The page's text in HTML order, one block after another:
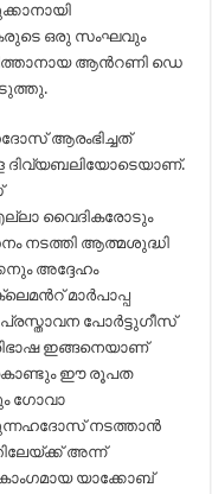
ഒരു സംഘവും
ആൻറണി ഡെ
ആരംഭിച്ചത്
ദിവ്യബലിയോടെയാണ്.
വൈദികരോടും
നടത്തി ആത്മശുദ്ധി
അദ്ദേഹം
മാർപാപ്പ
പോർട്ടുഗീസ്
ഇങ്ങനെയാണ്
ഈ രൂപത
ഗോവാ
നടത്താൻ
അന്ന്
യാക്കോബ്